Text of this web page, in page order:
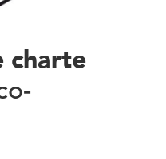
charte